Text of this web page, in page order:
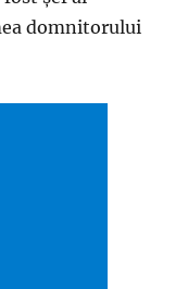
domnitorului